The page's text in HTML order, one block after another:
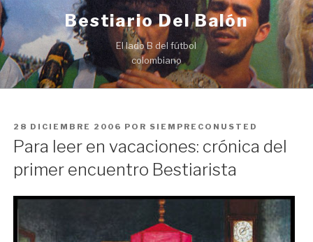
Ir
al
contenido
Bestiario Del Balón
El lado B del fútbol
colombiano
PUBLICADO
EN
28 DICIEMBRE 2006 POR SIEMPRECONUSTED
Para leer en vacaciones: crónica del
primer encuentro Bestiarista